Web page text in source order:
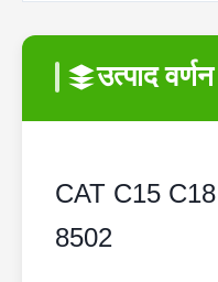
उत्पाद वर्णन
CAT C15
8502